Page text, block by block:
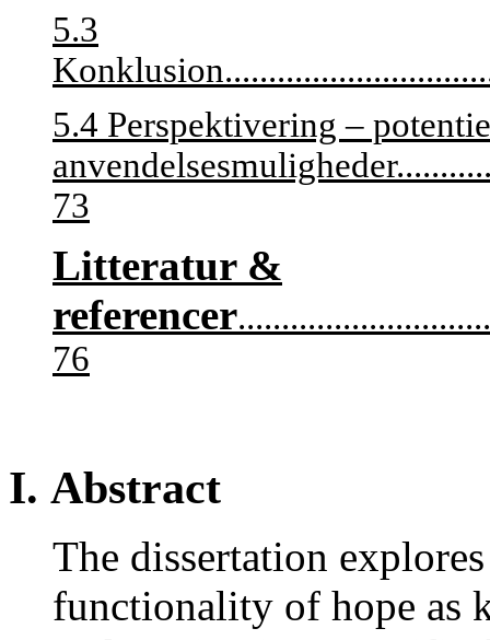
5.3
Konklusion
5.4 Perspektivering –
anvendelsesmuligheder
73
Litteratur &
referencer
76
I. Abstract
The dissertation
functionality of hope as